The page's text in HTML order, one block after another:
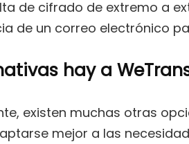
de cifrado de extremo a
de un correo electrónico
hay a
existen muchas otras
mejor a las